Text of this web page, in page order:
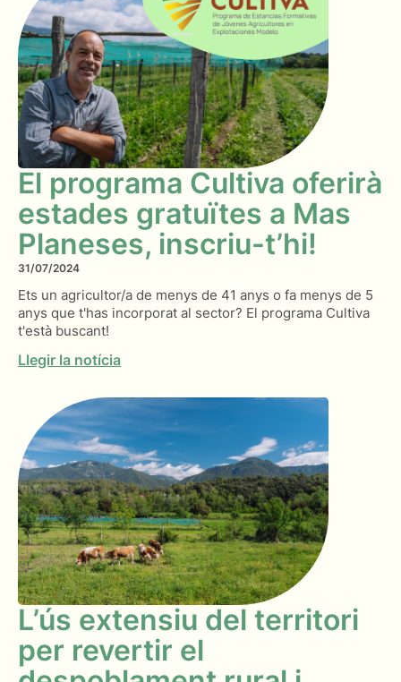
El programa Cultiva oferirà
estades gratuïtes a Mas
Planeses, inscriu-t’hi!
31/07/2024
Ets un agricultor/a de menys de 41 anys o fa menys de 5
anys que t'has incorporat al sector? El programa Cultiva
t'està buscant!
Llegir la notícia
L’ús extensiu del territori
per revertir el